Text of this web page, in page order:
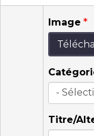
Image
Titre/